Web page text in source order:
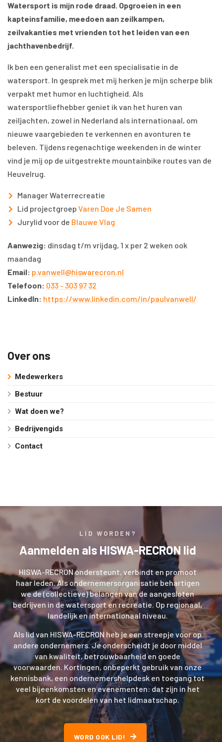
Watersport is mijn rode draad. Opgroeien in een
kapteinsfamilie, meedoen aan zeilkampen,
zeilvakanties met vrienden tot het leiden van een
jachthavenbedrijf.
Ik ben een generalist met een specialisatie in de
watersport. In gesprek met mij herken je mijn scherpe blik
verpakt met humor en luchtigheid. Als
watersportliefhebber geniet ik van het huren van
zeiljachten, zowel in Nederland als internationaal, om
nieuwe vaargebieden te verkennen en avonturen te
beleven. Tijdens regenachtige weekenden in de winter
vind je mij op de uitgestrekte mountainbike routes van de
Heuvelrug.
Manager Waterrecreatie
Lid projectgroep Varen Doe Je Samen
Jurylid voor de Blauwe Vlag
Aanwezig: dinsdag t/m vrijdag, 1 x per 2 weken ook
maandag
Email: p.vanwell@hiswarecron.nl
Telefoon: 033 - 303 97 32
LinkedIn: https://www.linkedin.com/in/paulvanwell/
Over ons
Medewerkers
Bestuur
Wat doen we?
Bedrijvengids
Contact
LID WORDEN?
Aanmelden als HISWA-RECRON lid
HISWA-RECRON ondersteunt, verbindt en promoot
haar leden. Als ondernemersorganisatie behartigen
we de (collectieve) belangen van de aangesloten
bedrijven in de watersport en recreatie. Op regionaal,
landelijk en internationaal niveau.
Als lid van HISWA-RECRON heb je een streepje voor op
andere ondernemers. Je onderscheidt je door middel
van kwaliteit, betrouwbaarheid en goede
voorwaarden. Kortingen, onbeperkt gebruik van onze
kennisbank, een ondernemershelpdesk en toegang tot
veel bijeenkomsten en evenementen: dat zijn in het
kort de voordelen van het lidmaatschap.
WORD OOK LID!